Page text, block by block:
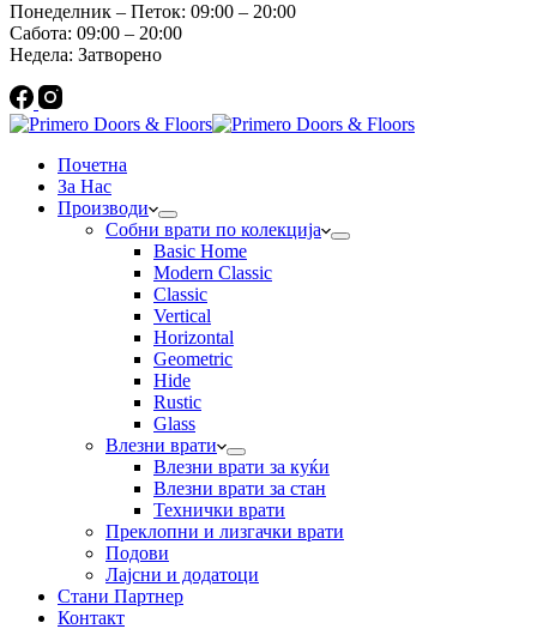
Понеделник – Петок: 09:00 – 20:00
Сабота: 09:00 – 20:00
Недела: Затворено
Почетна
За Нас
Производи
Собни врати по колекција
Basic Home
Modern Classic
Classic
Vertical
Horizontal
Geometric
Hide
Rustic
Glass
Влезни врати
Влезни врати за куќи
Влезни врати за стан
Технички врати
Преклопни и лизгачки врати
Подови
Лајсни и додатоци
Стани Партнер
Контакт